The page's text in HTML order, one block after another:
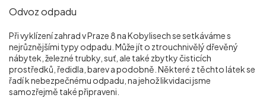
Odvoz odpadu
Při vyklízení zahrad v Praze 8 na Kobylisechse setkáváme s
nejrůznějšími typy odpadu. Může jít o ztrouchnivělý dřevěný
nábytek, železné trubky, suť, ale také zbytky čisticích
prostředků, ředidla, barev a podobně. Některé z těchto látek se
řadí k nebezpečnému odpadu, na jehož likvidaci jsme
samozřejmě také připraveni.